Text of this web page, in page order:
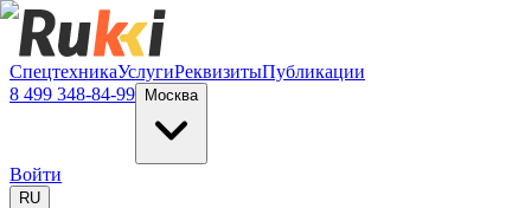
Verification: e6a4652c04df1fb8
СпецтехникаУслугиРеквизитыПубликации
8 499 348-84-99
Москва
Войти
RU